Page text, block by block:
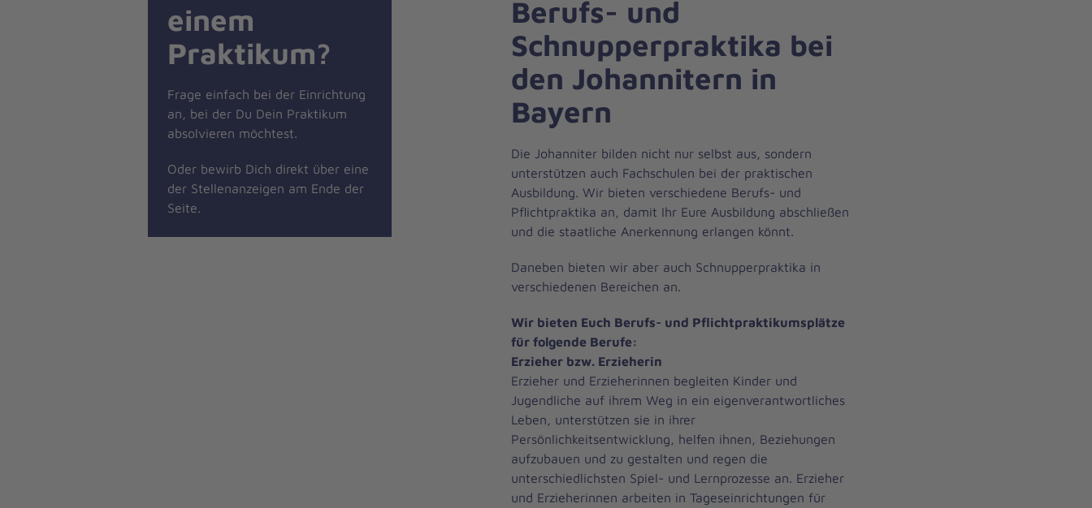
Berufs- und
Schnupperpraktika bei
den Johannitern in
Bayern
Die Johanniter bilden nicht nur selbst aus, sondern
unterstützen auch Fachschulen bei der praktischen
Ausbildung. Wir bieten verschiedene Berufs- und
Pflichtpraktika an, damit Ihr Eure Ausbildung abschließen
und die staatliche Anerkennung erlangen könnt.
Daneben bieten wir aber auch Schnupperpraktika in
verschiedenen Bereichen an.
Wir bieten Euch Berufs- und Pflichtpraktikumsplätze
für folgende Berufe:
Erzieher bzw. Erzieherin
Erzieher und Erzieherinnen begleiten Kinder und
Jugendliche auf ihrem Weg in ein eigenverantwortliches
Leben, unterstützen sie in ihrer
Persönlichkeitsentwicklung, helfen ihnen, Beziehungen
aufzubauen und zu gestalten und regen die
unterschiedlichsten Spiel- und Lernprozesse an. Erzieher
und Erzieherinnen arbeiten in Tageseinrichtungen für
einem
Praktikum?
Frage einfach bei der Einrichtung
an, bei der Du Dein Praktikum
absolvieren möchtest.
Oder bewirb Dich direkt über eine
der Stellenanzeigen am Ende der
Seite.